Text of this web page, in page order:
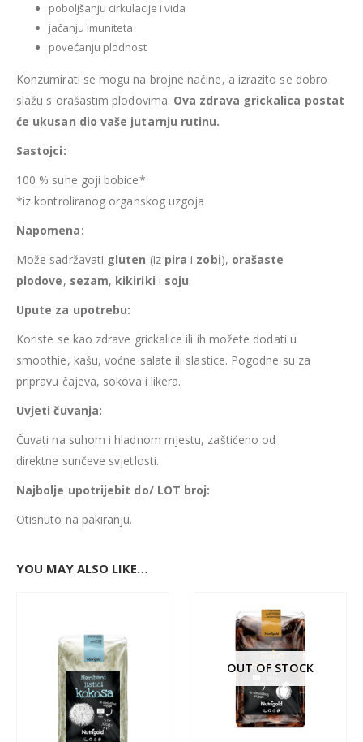
poboljšanju cirkulacije i vida
jačanju imuniteta
povećanju plodnost
Konzumirati se mogu na brojne načine, a izrazito se dobro
slažu s orašastim plodovima. Ova zdrava grickalica postat
će ukusan dio vaše jutarnju rutinu.
Sastojci:
100 % suhe goji bobice*
*iz kontroliranog organskog uzgoja
Napomena:
Može sadržavati gluten (iz pira i zobi), orašaste
plodove, sezam, kikiriki i soju.
Upute za upotrebu:
Koriste se kao zdrave grickalice ili ih možete dodati u
smoothie, kašu, voćne salate ili slastice. Pogodne su za
pripravu čajeva, sokova i likera.
Uvjeti čuvanja:
Čuvati na suhom i hladnom mjestu, zaštićeno od
direktne sunčeve svjetlosti.
Najbolje upotrijebit do/ LOT broj:
Otisnuto na pakiranju.
YOU MAY ALSO LIKE…
OUT OF STOCK